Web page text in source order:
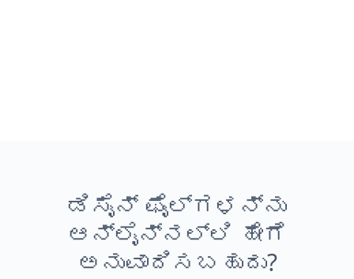
ಡಿಸೈನ್ ಫೈಲ್‌ಗಳನ್ನು
ಆನ್‌ಲೈನ್‌ನಲ್ಲಿ ಹೇಗೆ
ಅನುವಾದಿಸಬಹುದು?